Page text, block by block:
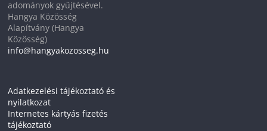
adományok gyűjtésével.
Hangya Közösség
Alapítvány (Hangya
Közösség)
info@hangyakozosseg.hu
Adatkezelési tájékoztató és
nyilatkozat
Internetes kártyás fizetés
tájékoztató